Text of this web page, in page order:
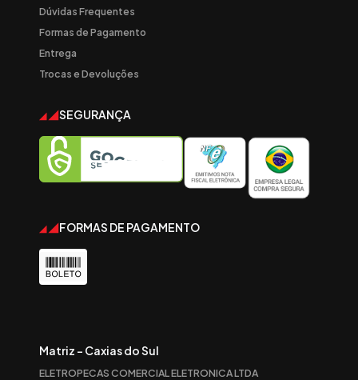
Dúvidas Frequentes
Formas de Pagamento
Entrega
Trocas e Devoluções
SEGURANÇA
FORMAS DE PAGAMENTO
Matriz - Caxias do Sul
ELETROPECAS COMERCIAL ELETRONICA LTDA